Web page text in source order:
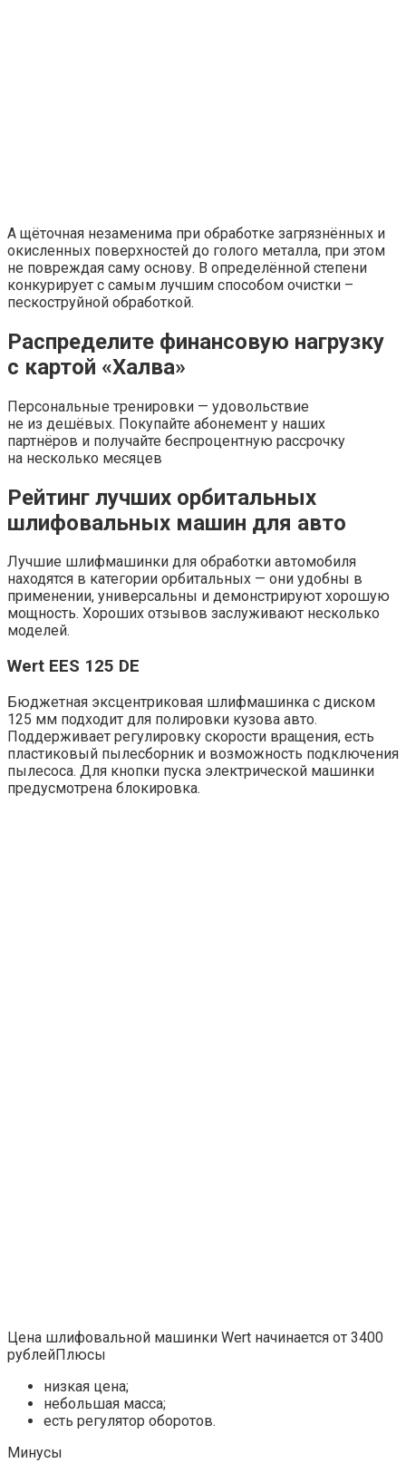
А щёточная незаменима при обработке загрязнённых и
окисленных поверхностей до голого металла, при этом
не повреждая саму основу. В определённой степени
конкурирует с самым лучшим способом очистки –
пескоструйной обработкой.
Распределите финансовую нагрузку
с картой «Халва»
Персональные тренировки — удовольствие
не из дешёвых. Покупайте абонемент у наших
партнёров и получайте беспроцентную рассрочку
на несколько месяцев
Рейтинг лучших орбитальных
шлифовальных машин для авто
Лучшие шлифмашинки для обработки автомобиля
находятся в категории орбитальных — они удобны в
применении, универсальны и демонстрируют хорошую
мощность. Хороших отзывов заслуживают несколько
моделей.
Wert EES 125 DE
Бюджетная эксцентриковая шлифмашинка с диском
125 мм подходит для полировки кузова авто.
Поддерживает регулировку скорости вращения, есть
пластиковый пылесборник и возможность подключения
пылесоса. Для кнопки пуска электрической машинки
предусмотрена блокировка.
Цена шлифовальной машинки Wert начинается от 3400
рублейПлюсы
низкая цена;
небольшая масса;
есть регулятор оборотов.
Минусы